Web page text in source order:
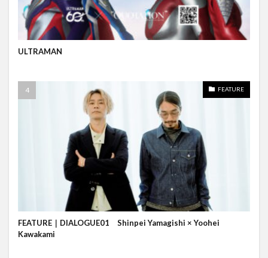
ULTRAMAN
FEATURE
FEATURE｜DIALOGUE01 Shinpei Yamagishi × Yoohei
Kawakami